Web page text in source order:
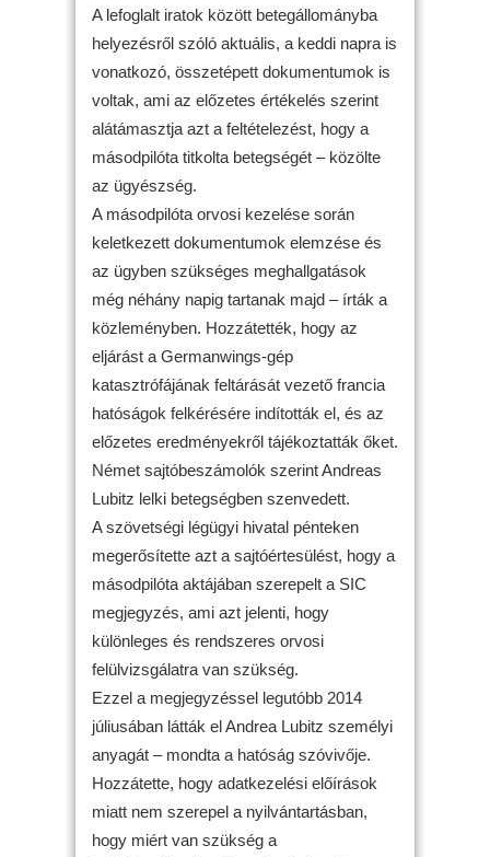
A lefoglalt iratok között betegállományba
helyezésről szóló aktuális, a keddi napra is
vonatkozó, összetépett dokumentumok is
voltak, ami az előzetes értékelés szerint
alátámasztja azt a feltételezést, hogy a
másodpilóta titkolta betegségét – közölte
az ügyészség.
A másodpilóta orvosi kezelése során
keletkezett dokumentumok elemzése és
az ügyben szükséges meghallgatások
még néhány napig tartanak majd – írták a
közleményben. Hozzátették, hogy az
eljárást a Germanwings-gép
katasztrófájának feltárását vezető francia
hatóságok felkérésére indították el, és az
előzetes eredményekről tájékoztatták őket.
Német sajtóbeszámolók szerint Andreas
Lubitz lelki betegségben szenvedett.
A szövetségi légügyi hivatal pénteken
megerősítette azt a sajtóértesülést, hogy a
másodpilóta aktájában szerepelt a SIC
megjegyzés, ami azt jelenti, hogy
különleges és rendszeres orvosi
felülvizsgálatra van szükség.
Ezzel a megjegyzéssel legutóbb 2014
júliusában látták el Andrea Lubitz személyi
anyagát – mondta a hatóság szóvivője.
Hozzátette, hogy adatkezelési előírások
miatt nem szerepel a nyilvántartásban,
hogy miért van szükség a